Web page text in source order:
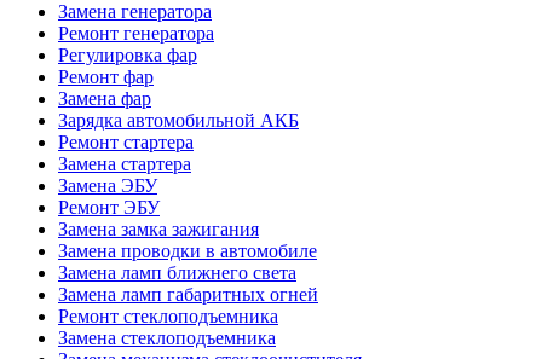
Замена генератора
Ремонт генератора
Регулировка фар
Ремонт фар
Замена фар
Зарядка автомобильной АКБ
Ремонт стартера
Замена стартера
Замена ЭБУ
Ремонт ЭБУ
Замена замка зажигания
Замена проводки в автомобиле
Замена ламп ближнего света
Замена ламп габаритных огней
Ремонт стеклоподъемника
Замена стеклоподъемника